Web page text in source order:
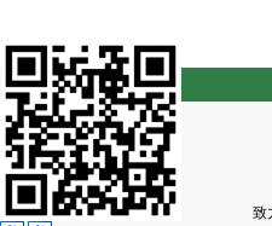
致